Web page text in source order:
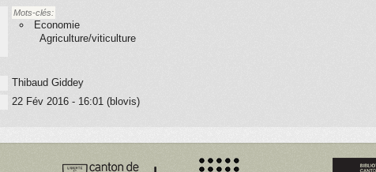
Mots-clés:
Economie
Agriculture/viticulture
Thibaud Giddey
22 Fév 2016 - 16:01 (blovis)